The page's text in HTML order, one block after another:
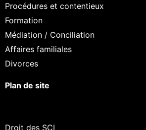
Procédures et contentieux
Formation
Médiation / Conciliation
Affaires familiales
Divorces
Plan de site
Droit des SCI